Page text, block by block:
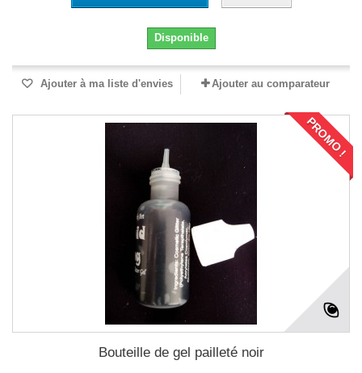
Disponible
Ajouter à ma liste d'envies Ajouter au comparateur
PROMO !
Bouteille de gel pailleté noir